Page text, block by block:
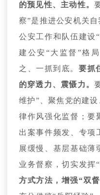
的预见性、主动性。
察”是推进公安机关
公安工作和队伍建设
建公安“大监督”格
之、一抓到底。 要抓
的穿透力、震慑力。
维护”、聚焦党的建
律作风强化监督；要
出案事件频发、专项
展缓慢、基层基础薄
业务督察，切实发挥
方式方法，增强“双